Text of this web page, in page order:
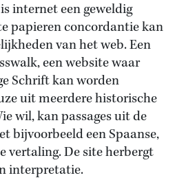
internet een geweldig
papieren concordantie kan
van het web. Een
een website waar
Schrift kan worden
uit meerdere historische
wil, kan passages uit de
bijvoorbeeld een Spaanse,
vertaling. De site herbergt
interpretatie.